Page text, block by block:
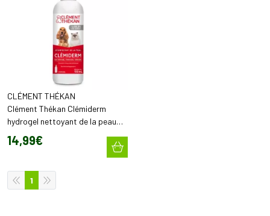
CLÉMENT THÉKAN
Clément Thékan Clémiderm
hydrogel nettoyant de la peau
tous animaux (150 ml)
14,99€
1